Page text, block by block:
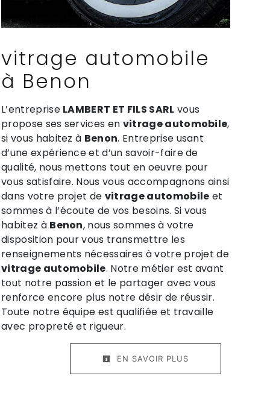
vitrage automobile
à Benon
L’entreprise LAMBERT ET FILS SARL vous
propose ses services en vitrage automobile,
si vous habitez à Benon. Entreprise usant
d’une expérience et d’un savoir-faire de
qualité, nous mettons tout en oeuvre pour
vous satisfaire. Nous vous accompagnons ainsi
dans votre projet de vitrage automobile et
sommes à l’écoute de vos besoins. Si vous
habitez à Benon, nous sommes à votre
disposition pour vous transmettre les
renseignements nécessaires à votre projet de
vitrage automobile. Notre métier est avant
tout notre passion et le partager avec vous
renforce encore plus notre désir de réussir.
Toute notre équipe est qualifiée et travaille
avec propreté et rigueur.
EN SAVOIR PLUS